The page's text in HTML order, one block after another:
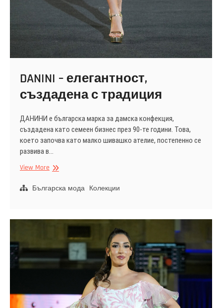
DANINI – елегантност,
създадена с традиция
ДАНИНИ е българска марка за дамска конфекция,
създадена като семеен бизнес през 90-те години. Това,
което започва като малко шивашко ателие, постепенно се
развива в…
View MoreDANINI
елегантност,
традиция
Българска мода Колекции